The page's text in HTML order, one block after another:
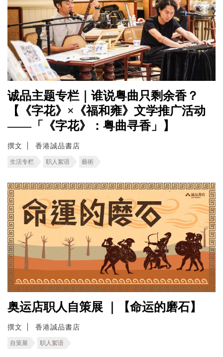
诚品主题专栏｜谁说粤曲只剩余香？
【《字花》×《福和雍》文学推广活动
——「《字花》：粤曲寻香」】
撰文 香港誠品書店
生活专栏 职人絮语 藝術
奥运店职人自策展 ｜【命运的磨石】
撰文 香港誠品書店
自策展 职人絮语